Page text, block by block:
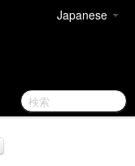
Japanese